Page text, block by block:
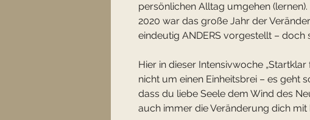
persönlichen Alltag umgehen (lernen).
2020 war das große Jahr der
eindeutig ANDERS vorgestellt – doch
Hier in dieser Intensivwoche
nicht um einen Einheitsbrei – es geht
dass du liebe Seele dem Wind des
auch immer die Veränderung dich mit